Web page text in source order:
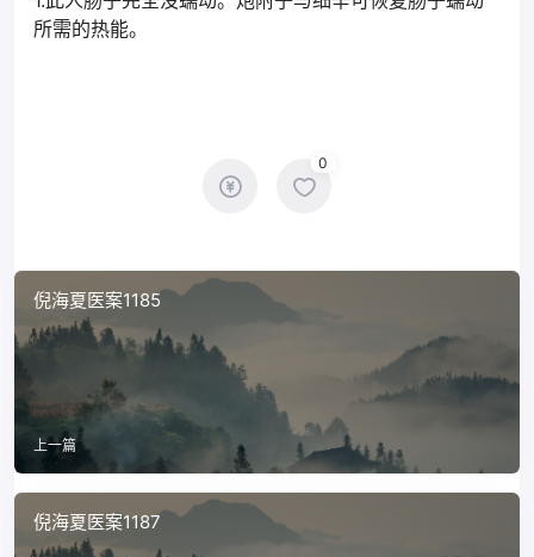
所需的热能。
0
倪海夏医案1185
上一篇
倪海夏医案1187